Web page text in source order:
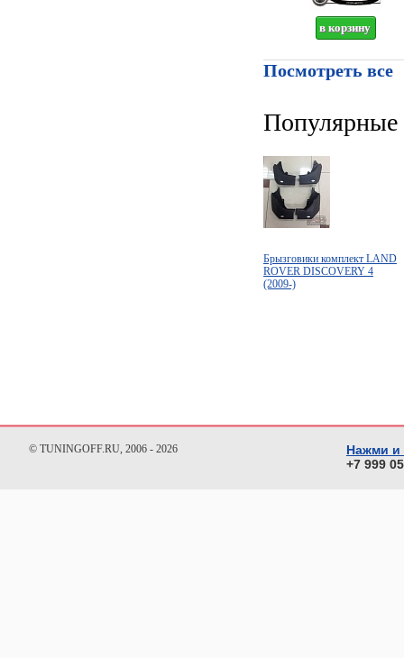
Посмотреть все
Популярные
Брызговики комплект LAND
ROVER DISCOVERY 4
(2009-)
© TUNINGOFF.RU, 2006 - 2026
Нажми и
+7 999